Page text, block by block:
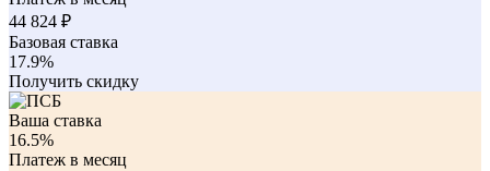
44 824 ₽
Базовая ставка
17.9%
Получить скидку
Ваша ставка
16.5%
Платеж в месяц